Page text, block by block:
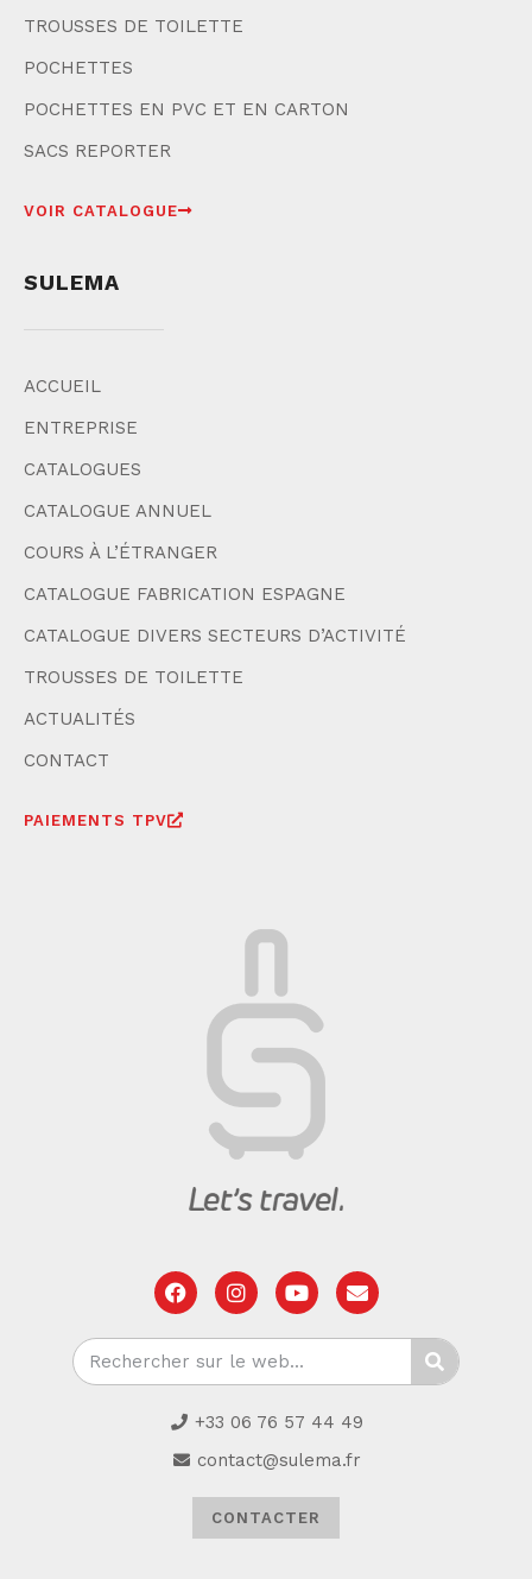
TROUSSES DE TOILETTE
POCHETTES
POCHETTES EN PVC ET EN CARTON
SACS REPORTER
VOIR CATALOGUE
SULEMA
ACCUEIL
ENTREPRISE
CATALOGUES
CATALOGUE ANNUEL
COURS À L’ÉTRANGER
CATALOGUE FABRICATION ESPAGNE
CATALOGUE DIVERS SECTEURS D’ACTIVITÉ
TROUSSES DE TOILETTE
ACTUALITÉS
CONTACT
PAIEMENTS TPV
+33 06 76 57 44 49
contact@sulema.fr
CONTACTER